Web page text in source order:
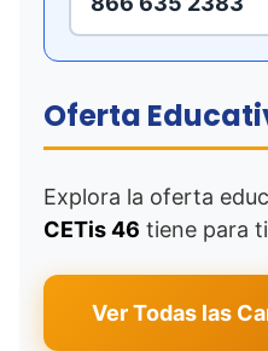
Oferta
Explora la oferta
CETis 46 tiene para
Ver Todas las